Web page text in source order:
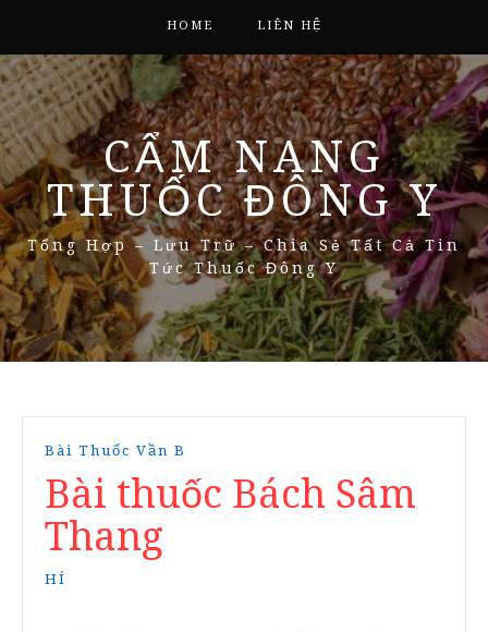
HOME LIÊN HỆ
CẨM NANG
THUỐC ĐÔNG Y
Tổng Hợp – Lưu Trữ – Chia Sẻ Tất Cả Tin
Tức Thuốc Đông Y
Bài Thuốc Vần B
Bài thuốc Bách Sâm
Thang
HÍ